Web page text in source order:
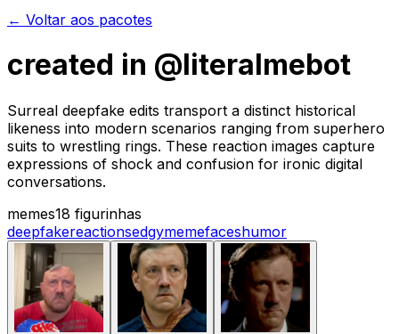
← Voltar aos pacotes
created in @literalmebot
Surreal deepfake edits transport a distinct historical
likeness into modern scenarios ranging from superhero
suits to wrestling rings. These reaction images capture
expressions of shock and confusion for ironic digital
conversations.
memes18 figurinhas
deepfakereactionsedgymemefaceshumor